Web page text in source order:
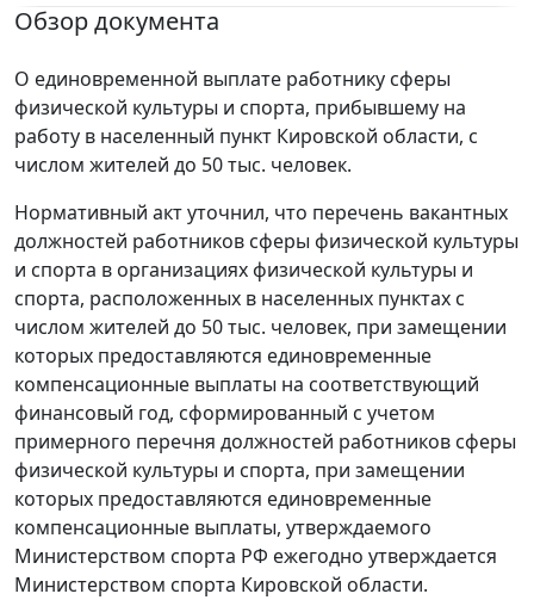
Обзор документа
О единовременной выплате работнику сферы
физической культуры и спорта, прибывшему на
работу в населенный пункт Кировской области, с
числом жителей до 50 тыс. человек.
Нормативный акт уточнил, что перечень вакантных
должностей работников сферы физической культуры
и спорта в организациях физической культуры и
спорта, расположенных в населенных пунктах с
числом жителей до 50 тыс. человек, при замещении
которых предоставляются единовременные
компенсационные выплаты на соответствующий
финансовый год, сформированный с учетом
примерного перечня должностей работников сферы
физической культуры и спорта, при замещении
которых предоставляются единовременные
компенсационные выплаты, утверждаемого
Министерством спорта РФ ежегодно утверждается
Министерством спорта Кировской области.